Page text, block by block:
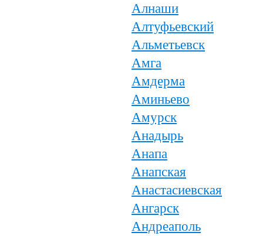
Алнаши
Алтуфьевский
Альметьевск
Амга
Амдерма
Аминьево
Амурск
Анадырь
Анапа
Анапская
Анастасиевская
Ангарск
Андреаполь